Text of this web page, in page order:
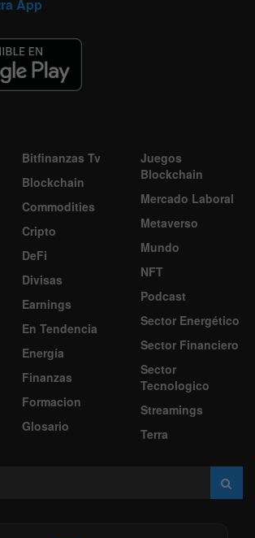
App
Bitfinanzas Tv
Blockchain
Commodities
Cripto
DeFi
Divisas
Earnings
En Tendencia
Energía
Finanzas
Formacion
Glosario
Juegos
Blockchain
Mercado Laboral
Metaverso
Mundo
NFT
Podcast
Sector Energético
Sector Financiero
Sector
Tecnologico
Streamings
Terra